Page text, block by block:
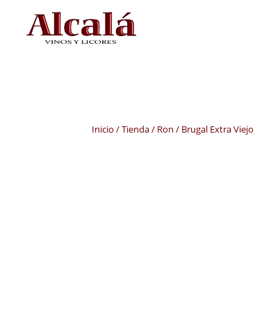
Inicio /Tienda/ Ron / Brugal Extra Viejo